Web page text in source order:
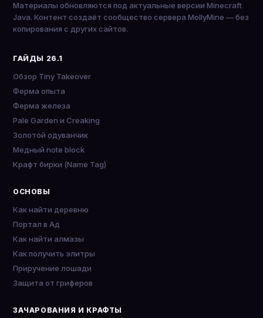
Материалы обновляются под актуальные версии Minecraft
Java. Контент создаёт сообщество сервера MollyMine — без
копирования с других сайтов.
ГАЙДЫ 26.1
Обзор Tiny Takeover
Ферма опыта
Ферма железа
Pale Garden и Creaking
Золотой одуванчик
Медный note block
Крафт бирки (Name Tag)
ОСНОВЫ
Как найти деревню
Портал в Ад
Как найти алмазы
Как получить элитры
Приручение лошади
Защита от гриферов
ЗАЧАРОВАНИЯ И КРАФТЫ